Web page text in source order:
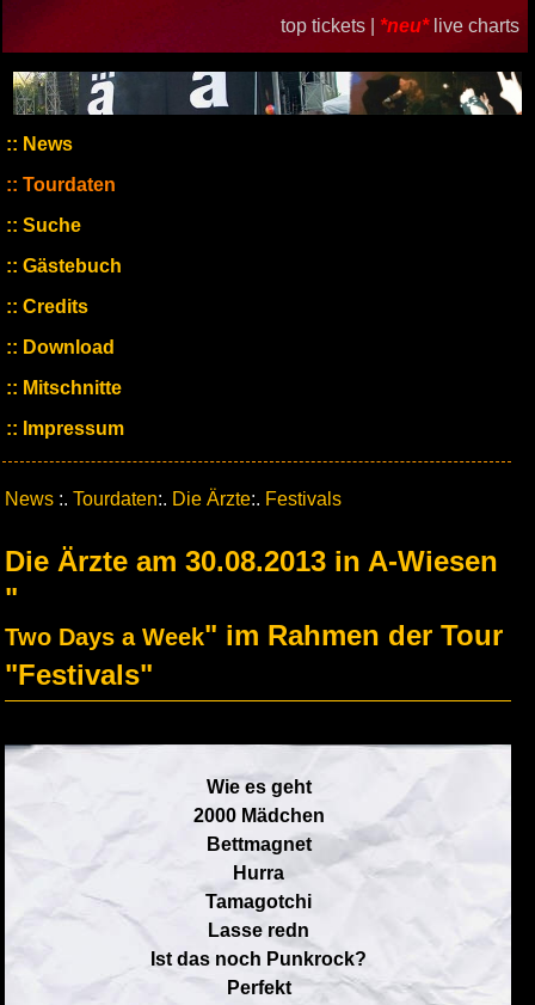
top tickets | *neu* live charts
News
Tourdaten
Suche
Gästebuch
Credits
Download
Mitschnitte
Impressum
News :. Tourdaten:. Die Ärzte:. Festivals
Die Ärzte am 30.08.2013 in A-Wiesen
"
Two Days a Week" im Rahmen der Tour
"Festivals"
Wie es geht
2000 Mädchen
Bettmagnet
Hurra
Tamagotchi
Lasse redn
Ist das noch Punkrock?
Perfekt